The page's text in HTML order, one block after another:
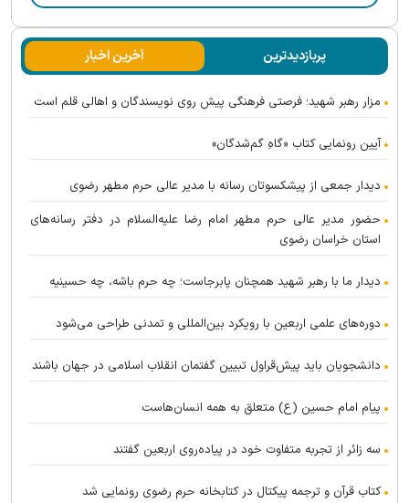
پربازدیدترین آخرین اخبار
مزار رهبر شهید؛ فرصتی فرهنگی پیش روی نویسندگان و اهالی قلم است
آیین رونمایی کتاب «گاهِ گم‌شدگان»
دیدار جمعی از پیشکسوتان رسانه با مدیر عالی حرم مطهر رضوی
حضور مدیر عالی حرم مطهر امام رضا علیه‌السلام در دفتر رسانه‌های
استان خراسان رضوی
دیدار ما با رهبر شهید همچنان پابرجاست؛ چه حرم باشه، چه حسینیه
دوره‌های علمی اربعین با رویکرد بین‌المللی و تمدنی طراحی می‌شود
دانشجویان باید پیش‌قراول تبیین گفتمان انقلاب اسلامی در جهان باشند
پیام امام حسین (ع) متعلق به همه انسان‌هاست
سه زائر از تجربه متفاوت خود در پیاده‌روی اربعین گفتند
کتاب قرآن و ترجمه پیکتال در کتابخانه حرم رضوی رونمایی شد